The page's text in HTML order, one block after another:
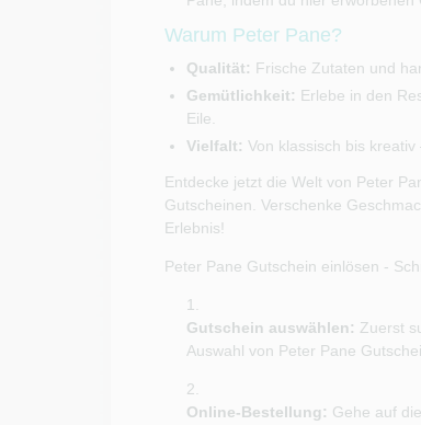
Warum Peter Pane?
Qualität: Frische Zutaten und
Gemütlichkeit: Erlebe in den
Eile.
Vielfalt: Von klassisch bis
Entdecke jetzt die Welt von Peter
Gutscheinen. Verschenke
Erlebnis!
Peter Pane Gutschein einlösen -
Gutschein auswählen: Zuerst
Auswahl von Peter Pane
Online-Bestellung: Gehe auf